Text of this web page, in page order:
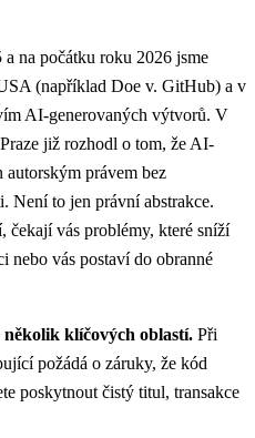
na počátku roku 2026 jsme
(například Doe v. GitHub) a v
AI-generovaných výtvorů. V
již rozhodl o tom, že AI-
autorským právem bez
Není to jen právní abstrakce.
čekají vás problémy, které sníží
nebo vás postaví do obranné
klíčových oblastí. Při
požádá o záruky, že kód
poskytnout čistý titul, transakce